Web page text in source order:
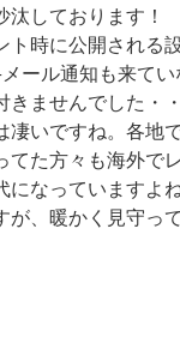
汰しております！
ト時に公開される
ール通知も来てい
ませんでした・
凄いですね。各地
てた方々も海外で
になっていますよ
が、暖かく見守っ